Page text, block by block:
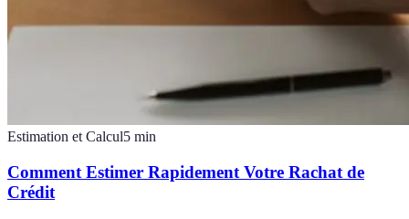
Estimation et Calcul5 min
Comment Estimer Rapidement Votre Rachat de
Crédit